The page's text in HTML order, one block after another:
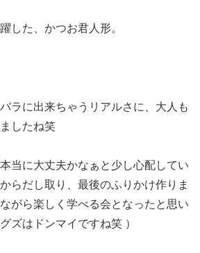
した、かつお君人形。
ラに出来ちゃうリアルさに、大人も
したね笑
当に大丈夫かなぁと少し心配してい
らだし取り、最後のふりかけ作りま
がら楽しく学べる会となったと思い
ズはドンマイですね笑 ）